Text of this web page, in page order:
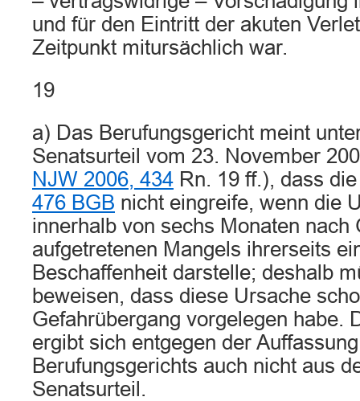
und für den Eintritt der akuten
Zeitpunkt mitursächlich war.
19
a) Das Berufungsgericht meint
Senatsurteil vom 23. November
NJW 2006, 434 Rn. 19 ff.), dass
476 BGB nicht eingreife, wenn die
innerhalb von sechs Monaten nach
aufgetretenen Mangels ihrerseits
Beschaffenheit darstelle; deshalb
beweisen, dass diese Ursache
Gefahrübergang vorgelegen habe.
ergibt sich entgegen der
Berufungsgerichts auch nicht aus
Senatsurteil.